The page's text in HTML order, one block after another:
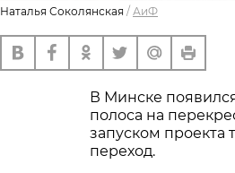
Наталья Соколянская / АиФ
В Минске
полоса на
запуском
переход.